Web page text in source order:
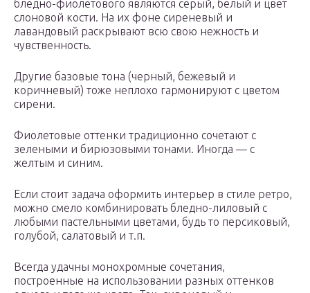
бледно-фиолетового являются серый, белый и цвет
слоновой кости. На их фоне сиреневый и
лавандовый раскрывают всю свою нежность и
чувственность.
Другие базовые тона (черный, бежевый и
коричневый) тоже неплохо гармонируют с цветом
сирени.
Фиолетовые оттенки традиционно сочетают с
зелеными и бирюзовыми тонами. Иногда — с
желтым и синим.
Если стоит задача оформить интерьер в стиле ретро,
можно смело комбинировать бледно-лиловый с
любыми пастельными цветами, будь то персиковый,
голубой, салатовый и т.п.
Всегда удачны монохромные сочетания,
построенные на использовании разных оттенков